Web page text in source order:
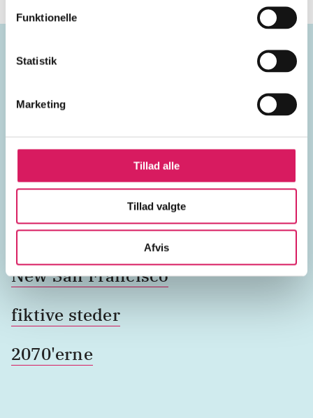
Funktionelle
Statistik
Marketing
Tillad alle
Tillad valgte
Afvis
overvågningssamfund
overvågning
totalitarisme
klimakrisen
fremtiden
New San Francisco
fiktive steder
2070'erne